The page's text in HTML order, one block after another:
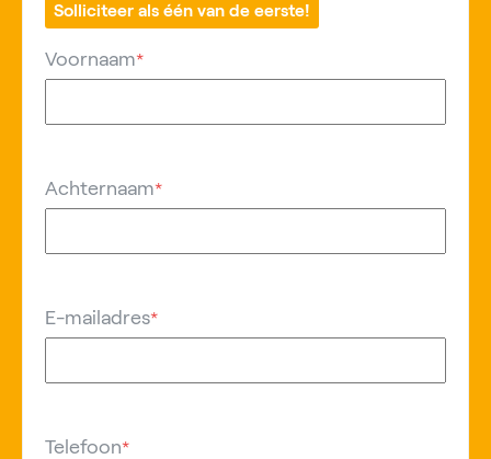
Solliciteer als één van de eerste!
Voornaam*
Achternaam*
E-mailadres*
Telefoon*